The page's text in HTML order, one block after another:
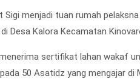
menjadi tuan rumah
Desa Kalora Kecamatan
sertifikat lahan wakaf
50 Asatidz yang mengajar di